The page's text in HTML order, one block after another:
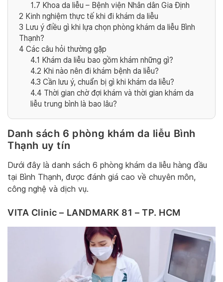
1.7 Khoa da liễu – Bệnh viện Nhân dân Gia Định
2 Kinh nghiệm thực tế khi đi khám da liễu
3 Lưu ý điều gì khi lựa chọn phòng khám da liễu Bình
Thạnh?
4 Các câu hỏi thường gặp
4.1 Khám da liễu bao gồm khám những gì?
4.2 Khi nào nên đi khám bệnh da liễu?
4.3 Cần lưu ý, chuẩn bị gì khi khám da liễu?
4.4 Thời gian chờ đợi khám và thời gian khám da
liễu trung bình là bao lâu?
Danh sách 6 phòng khám da liễu Bình
Thạnh uy tín
Dưới đây là danh sách 6 phòng khám da liễu hàng đầu
tại Bình Thạnh, được đánh giá cao về chuyên môn,
công nghệ và dịch vụ.
VITA Clinic – LANDMARK 81 – TP. HCM